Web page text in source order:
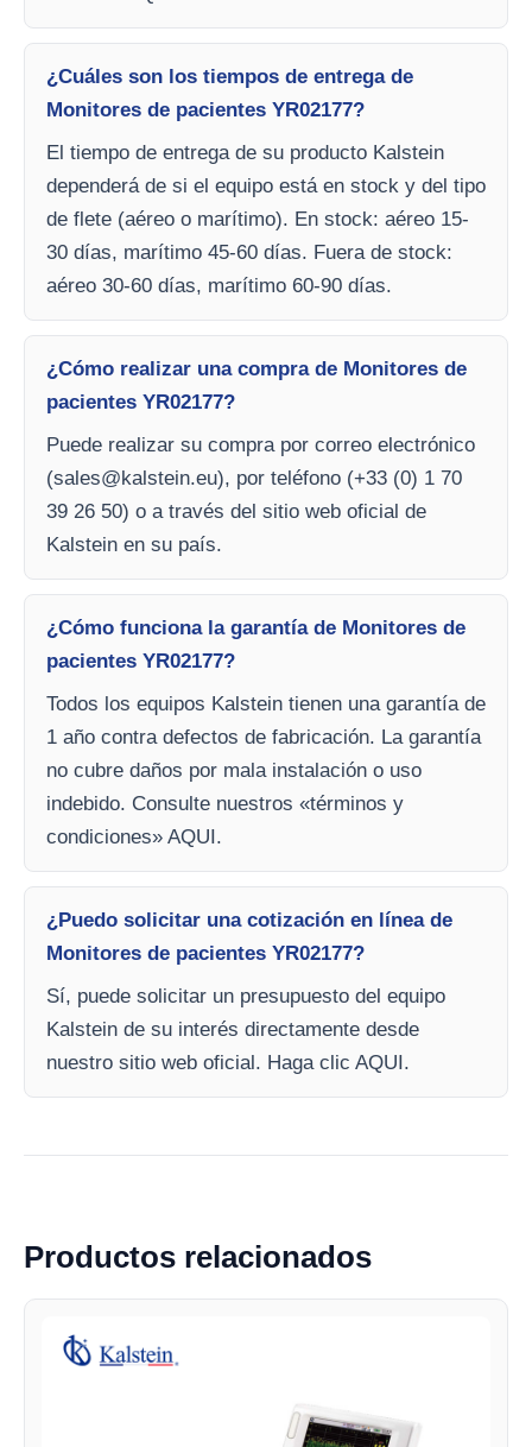
¿Cuáles son los tiempos de entrega de
Monitores de pacientes YR02177?
El tiempo de entrega de su producto Kalstein
dependerá de si el equipo está en stock y del tipo
de flete (aéreo o marítimo). En stock: aéreo 15-
30 días, marítimo 45-60 días. Fuera de stock:
aéreo 30-60 días, marítimo 60-90 días.
¿Cómo realizar una compra de Monitores de
pacientes YR02177?
Puede realizar su compra por correo electrónico
(sales@kalstein.eu), por teléfono (+33 (0) 1 70
39 26 50) o a través del sitio web oficial de
Kalstein en su país.
¿Cómo funciona la garantía de Monitores de
pacientes YR02177?
Todos los equipos Kalstein tienen una garantía de
1 año contra defectos de fabricación. La garantía
no cubre daños por mala instalación o uso
indebido. Consulte nuestros «términos y
condiciones» AQUI.
¿Puedo solicitar una cotización en línea de
Monitores de pacientes YR02177?
Sí, puede solicitar un presupuesto del equipo
Kalstein de su interés directamente desde
nuestro sitio web oficial. Haga clic AQUI.
Productos relacionados